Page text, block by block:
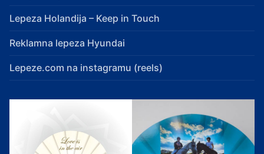
Lepeza Holandija – Keep in Touch
Reklamna lepeza Hyundai
Lepeze.com na instagramu (reels)